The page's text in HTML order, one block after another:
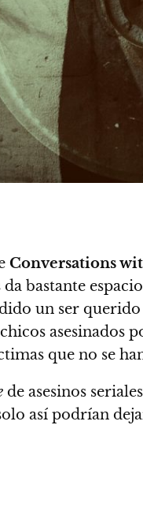
Conversations
bastante
un ser
asesinados
que no se
de asesinos
así podrían